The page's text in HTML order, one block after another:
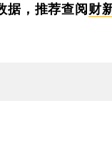
据，推荐查阅 财